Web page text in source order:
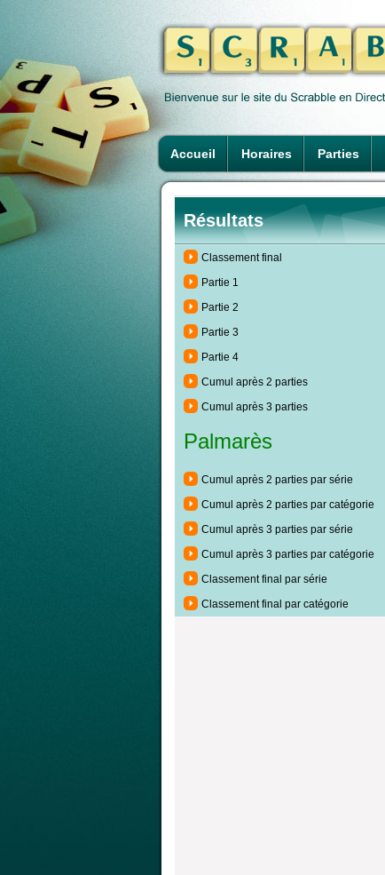
Accueil Horaires Parties
Résultats
Classement final
Partie 1
Partie 2
Partie 3
Partie 4
Cumul après 2 parties
Cumul après 3 parties
Palmarès
Cumul après 2 parties par série
Cumul après 2 parties par catégorie
Cumul après 3 parties par série
Cumul après 3 parties par catégorie
Classement final par série
Classement final par catégorie